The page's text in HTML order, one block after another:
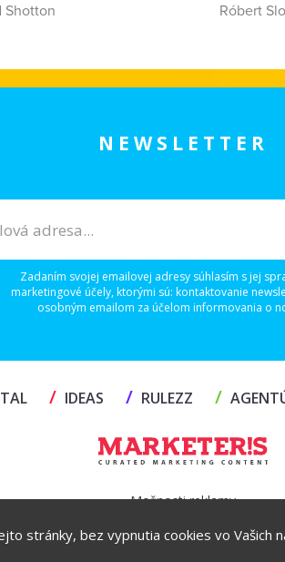
stránky, bez vypnutia cookies vo Vašich
Shotton Róbert
NEWSLETTER
Zadaním svojej emailovej adresy súhlasím s jej
marketingové účely, ktorými sú: kontaktovanie
osobným emailom za účelom informovania o
/ IDEAS / RULEZZ /
Možnosti reklamy
Copyright© 2026 by